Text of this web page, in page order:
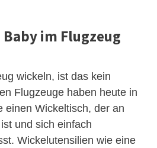
im Flugzeug
wickeln, ist das kein
Flugzeuge haben heute in
einen Wickeltisch, der an
und sich einfach
Wickelutensilien wie eine